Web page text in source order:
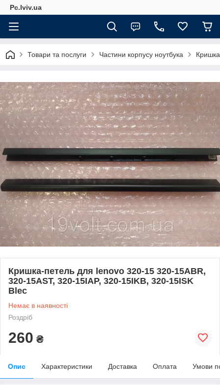
Pc.lviv.ua
Товари та послуги Частини корпусу ноутбука
Кришка-петель для lenovo 320-15 320-15ABR,
320-15AST, 320-15IAP, 320-15IKB, 320-15ISK
Blec
Немає в наявності
Роздріб
260 ₴
Опис Характеристики Доставка Оплата Умови